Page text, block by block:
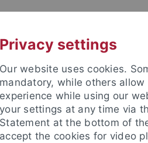
Privacy settings
Our website uses cookies.
mandatory, while others
experience while using our
your settings at any time via
Statement at the bottom of
accept the cookies for video